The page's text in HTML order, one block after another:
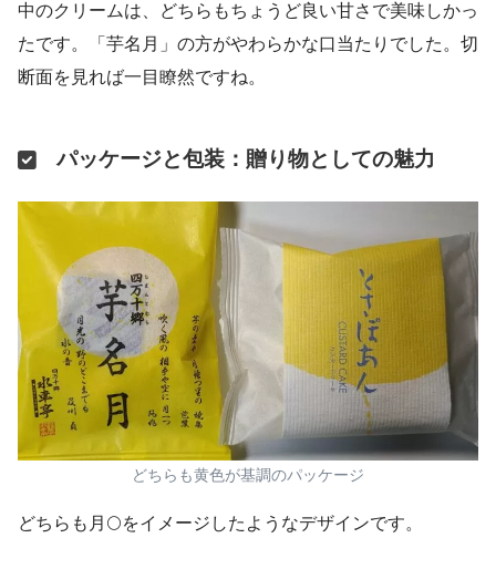
中のクリームは、どちらもちょうど良い甘さで美味しかっ
たです。「芋名月」の方がやわらかな口当たりでした。切
断面を見れば一目瞭然ですね。
パッケージと包装：贈り物としての魅力
どちらも黄色が基調のパッケージ
どちらも月🌕をイメージしたようなデザインです。